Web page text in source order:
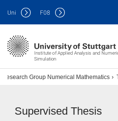
Institute of Applied Analysis and
Simulation
Uni F08
Research Group Numerical Mathematics
Supervised Thesis